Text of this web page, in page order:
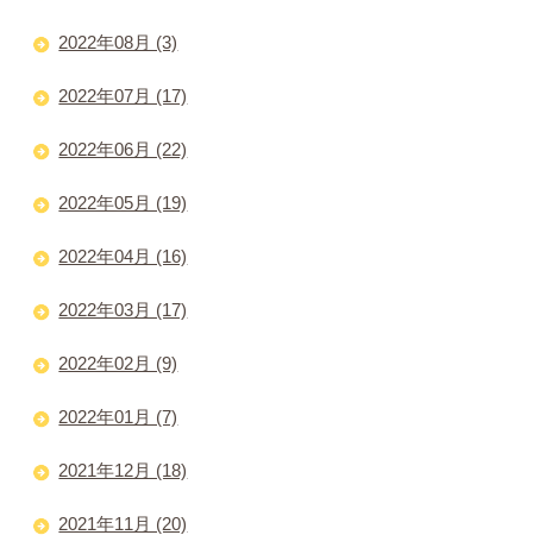
2022年08月 (3)
2022年07月 (17)
2022年06月 (22)
2022年05月 (19)
2022年04月 (16)
2022年03月 (17)
2022年02月 (9)
2022年01月 (7)
2021年12月 (18)
2021年11月 (20)